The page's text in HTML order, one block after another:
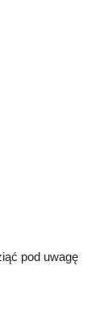
pod uwagę